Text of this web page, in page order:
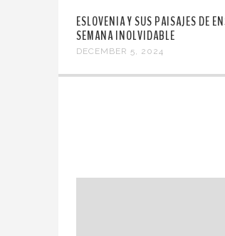
ESLOVENIA Y SUS PAISAJES DE
SEMANA INOLVIDABLE
DECEMBER 5, 2024